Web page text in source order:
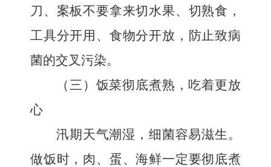
刀、案板不要拿来切水果、切熟食，
工具分开用、食物分开放，防止致病
菌的交叉污染。
（三）饭菜彻底煮熟，吃着更放
心
汛期天气潮湿，细菌容易滋生。
做饭时，肉、蛋、海鲜一定要彻底煮